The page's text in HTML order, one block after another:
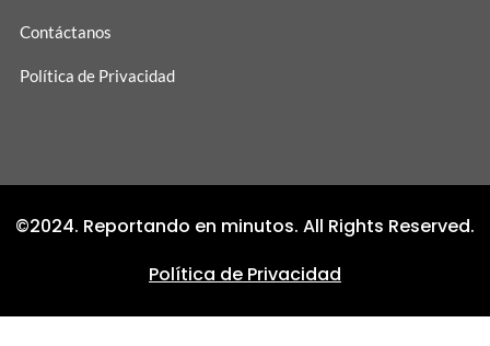
Contáctanos
Política de Privacidad
©2024. Reportando en minutos. All Rights Reserved.
Política de Privacidad